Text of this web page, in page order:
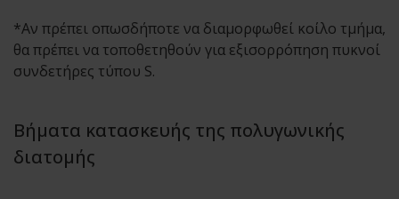
*Αν πρέπει οπωσδήποτε να διαμορφωθεί κοίλο τμήμα,
θα πρέπει να τοποθετηθούν για εξισορρόπηση πυκνοί
συνδετήρες τύπου S.
Βήματα κατασκευής της πολυγωνικής
διατομής